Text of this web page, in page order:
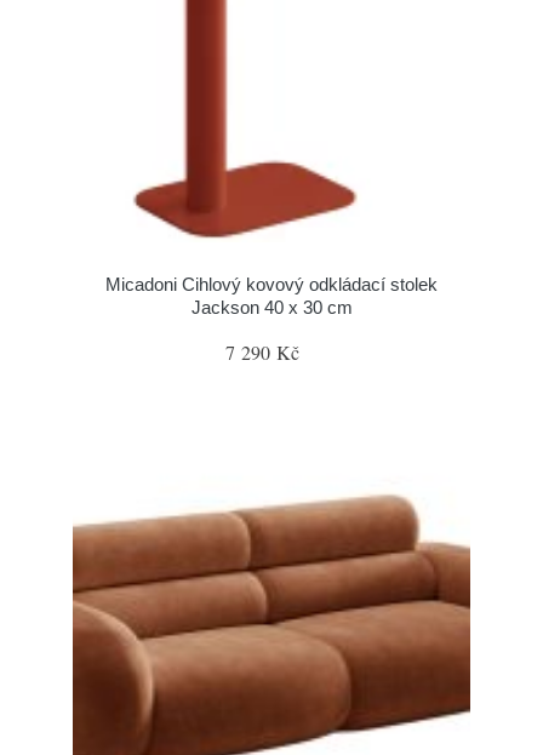
Micadoni Cihlový kovový odkládací stolek
Jackson 40 x 30 cm
7 290 Kč